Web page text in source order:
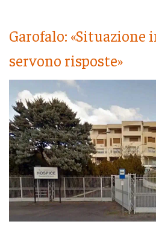
Garofalo: «Situazione
servono risposte»